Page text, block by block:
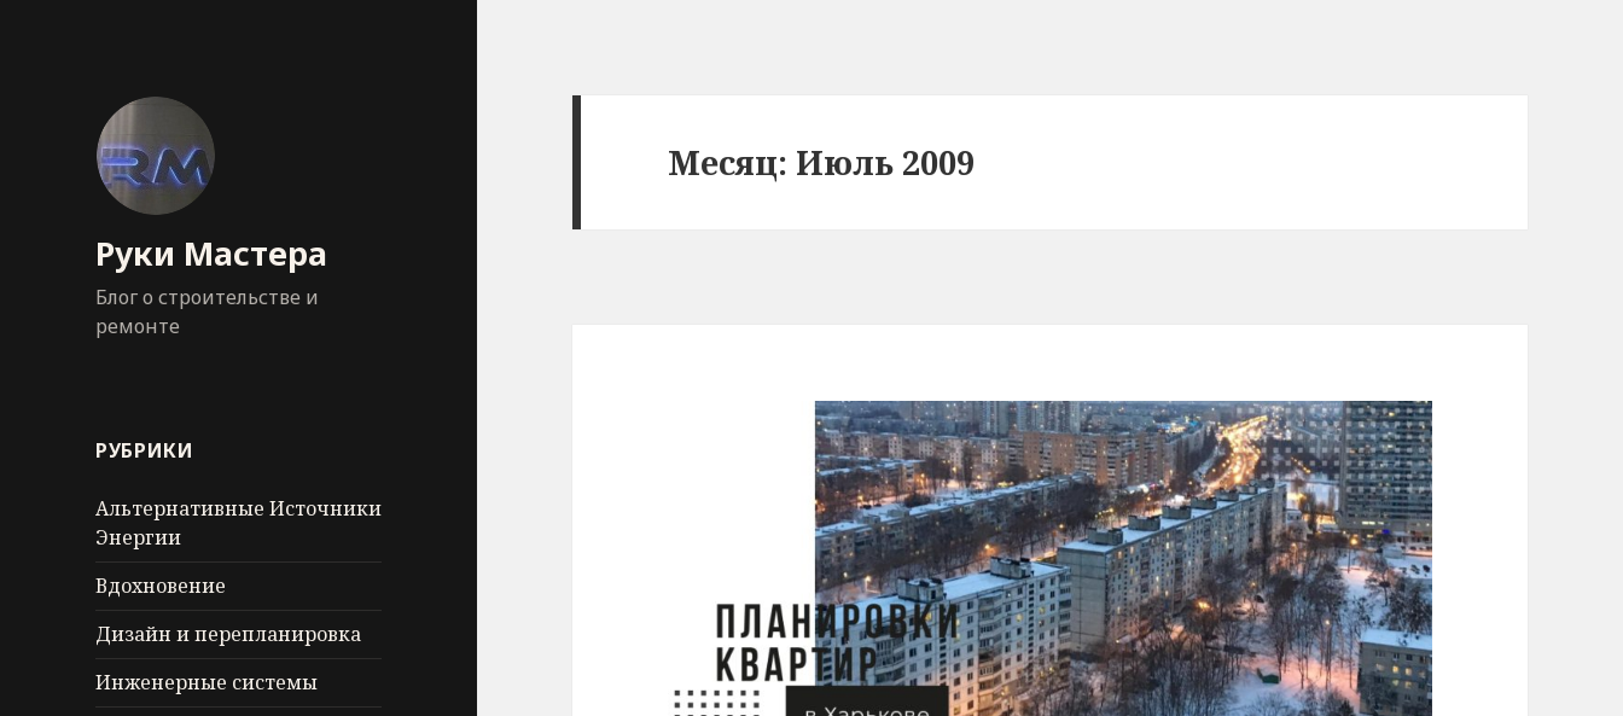
Руки Мастера
Блог о строительстве и
ремонте
РУБРИКИ
Альтернативные Источники
Энергии
Вдохновение
Дизайн и перепланировка
Инженерные системы
Месяц: Июль 2009